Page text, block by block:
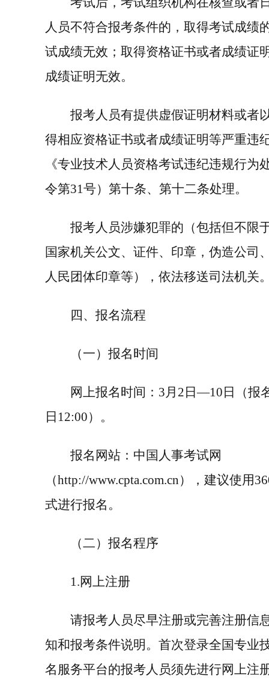
人员不符合报考条件的，取得考试成绩
试成绩无效；取得资格证书或者成绩证
成绩证明无效。
报考人员有提供虚假证明材料或者
得相应资格证书或者成绩证明等严重违
《专业技术人员资格考试违纪违规行为
令第31号）第十条、第十二条处理。
报考人员涉嫌犯罪的（包括但不限
国家机关公文、证件、印章，伪造公司
人民团体印章等），依法移送司法机关
四、报名流程
（一）报名时间
网上报名时间： 3 月 2 日—10 日（报
日 12:00）。
报名网站：中国人事考试网
（http://www.cpta.com.cn ），建议使用
式进行报名。
（二）报名程序
1.网上注册
请报考人员尽早注册或完善注册信
知和报考条件说明。首次登录全国专业
名服务平台的报考人员须先进行网上注